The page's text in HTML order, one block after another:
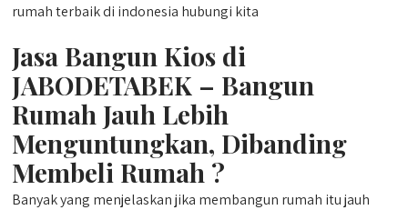
rumah terbaik di indonesia hubungi kita
Jasa Bangun Kios di
JABODETABEK – Bangun
Rumah Jauh Lebih
Menguntungkan, Dibanding
Membeli Rumah ?
Banyak yang menjelaskan jika membangun rumah itu jauh